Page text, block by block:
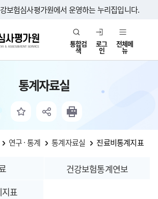
보험심사평가원에서 운영하는 누리집입니다.
통합검
색
로그
인
전체메
뉴
통계자료실
연구 · 통계 통계자료실 진료비통계지표
건강보험통계연보
표